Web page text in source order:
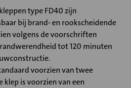
type FD40 zijn
bij brand- en rookscheidende
volgens de voorschriften
tot 120 minuten
voorzien van twee
klep is voorzien van een